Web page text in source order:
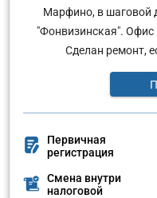
Марфино, в шаговой
"Фонвизинская". Офис
Сделан ремонт,
Первичная
регистрация
Смена внутри
налоговой